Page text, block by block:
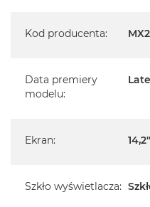
MacBook Pro jest
Realizowaną w
Kod producenta:
Data premiery
modelu:
Ekran:
Szkło wyświetlacza: